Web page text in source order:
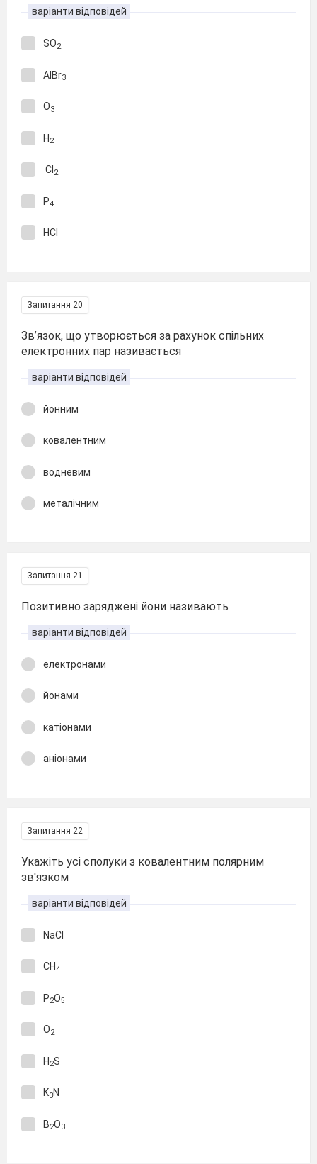
варіанти відповідей
SO2
AlBr3
O3
H2
Cl 2
P4
HCl
Запитання 20
Зв’язок, що утворюється за рахунок спільних
електронних пар називається
варіанти відповідей
йонним
ковалентним
водневим
металічним
Запитання 21
Позитивно заряджені йони називають
варіанти відповідей
електронами
йонами
катіонами
аніонами
Запитання 22
Укажіть усі сполуки з ковалентним полярним
зв′язком
варіанти відповідей
NaCl
CH4
P2O5
O2
H2S
K3N
B2O3